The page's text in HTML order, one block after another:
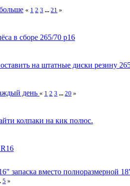
« 1 2 3 ... 21 »
в сборе 265/70 р16
на штатные диски резину
день « 1 2 3 ... 20 »
колпаки на кик полюс.
запаска вместо полноразмерной
5 »